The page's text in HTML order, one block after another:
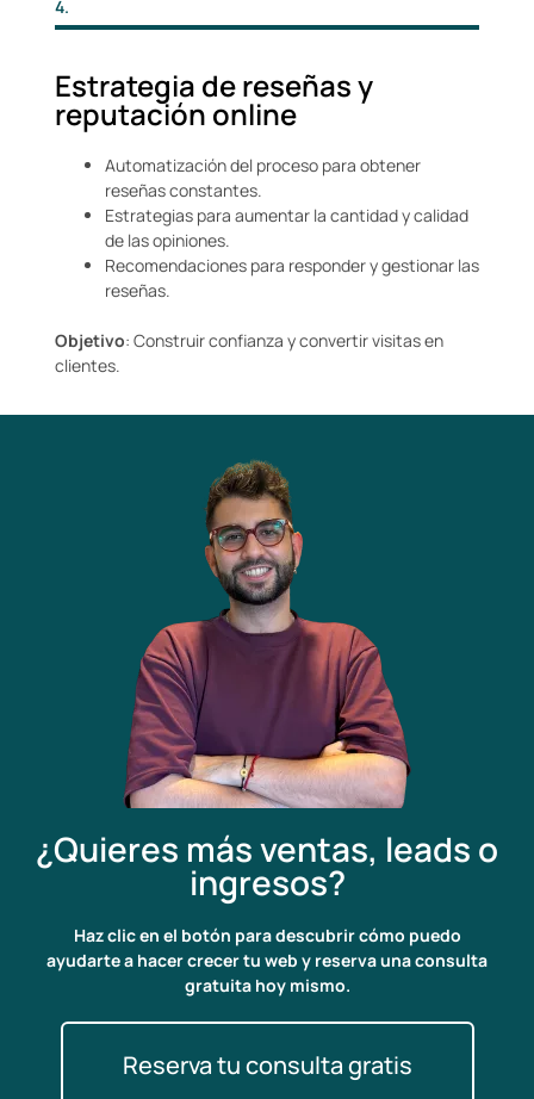
4.
Estrategia de reseñas y
reputación online
Automatización del proceso para obtener
reseñas constantes.
Estrategias para aumentar la cantidad y calidad
de las opiniones.
Recomendaciones para responder y gestionar las
reseñas.
Objetivo: Construir confianza y convertir visitas en
clientes.
¿Quieres más ventas, leads o
ingresos?
Haz clic en el botón para descubrir cómo puedo
ayudarte a hacer crecer tu web y reserva una consulta
gratuita hoy mismo.
Reserva tu consulta gratis